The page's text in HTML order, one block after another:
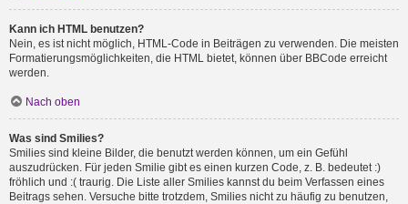
Kann ich HTML benutzen?
Nein, es ist nicht möglich, HTML-Code in Beiträgen zu verwenden. Die meisten
Formatierungsmöglichkeiten, die HTML bietet, können über BBCode erreicht
werden.
Nach oben
Was sind Smilies?
Smilies sind kleine Bilder, die benutzt werden können, um ein Gefühl
auszudrücken. Für jeden Smilie gibt es einen kurzen Code, z. B. bedeutet :)
fröhlich und :( traurig. Die Liste aller Smilies kannst du beim Verfassen eines
Beitrags sehen. Versuche bitte trotzdem, Smilies nicht zu häufig zu benutzen,